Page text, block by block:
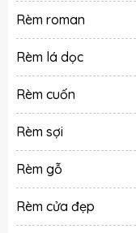
Rèm roman
Rèm lá dọc
Rèm cuốn
Rèm sợi
Rèm gỗ
Rèm cửa đẹp